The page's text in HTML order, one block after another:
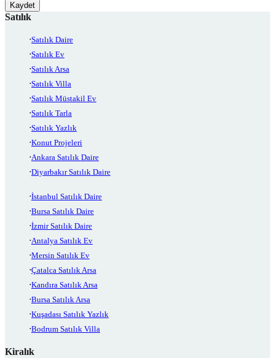
Kaydet
Satılık
Satılık Daire
Satılık Ev
Satılık Arsa
Satılık Villa
Satılık Müstakil Ev
Satılık Tarla
Satılık Yazlık
Konut Projeleri
Ankara Satılık Daire
Diyarbakır Satılık Daire
İstanbul Satılık Daire
Bursa Satılık Daire
İzmir Satılık Daire
Antalya Satılık Ev
Mersin Satılık Ev
Çatalca Satılık Arsa
Kandıra Satılık Arsa
Bursa Satılık Arsa
Kuşadası Satılık Yazlık
Bodrum Satılık Villa
Kiralık